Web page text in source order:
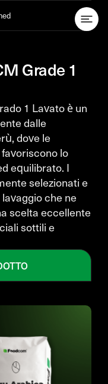
Grade 1
1 Lavato è un
dalle
dove le
lo
equilibrato. I
selezionati e
che ne
scelta eccellente
sottili e